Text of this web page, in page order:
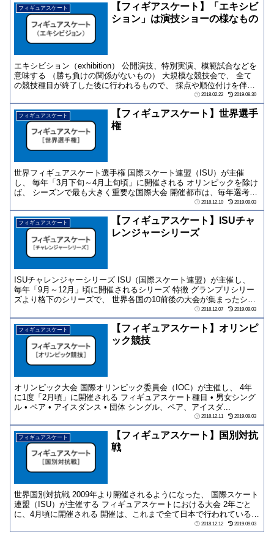
フィギュアスケート
【フィギアスケート】「エキシビ
ション」は演技ショーの様なもの
エキシビション（exhibition） 公開演技、特別実演、模範試合などを
意味する （勝ち負けの関係がないもの） 大規模な競技会で、 全て
の競技種目が終了した後に行われるもので、 採点や順位付けを伴
2018.02.22 2019.08.30
フィギュアスケート
【フィギュアスケート】世界選手
権
世界フィギュアスケート選手権 国際スケート連盟（ISU）が主催
し、 毎年「3月下旬～4月上旬頃」に開催される オリンピックを除け
ば、 シーズンで最も大きく重要な国際大会 開催都市は、毎年選考さ
2018.12.10 2019.09.03
フィギュアスケート
【フィギュアスケート】ISUチャ
レンジャーシリーズ
ISUチャレンジャーシリーズ ISU（国際スケート連盟）が主催し、
毎年「9月～12月」頃に開催されるシリーズ 特徴 グランプリシリー
ズより格下のシリーズで、 世界各国の10前後の大会が集まったシリ
2018.12.07 2019.09.03
フィギュアスケート
【フィギュアスケート】オリンピ
ック競技
オリンピック大会 国際オリンピック委員会（IOC）が主催し、 4年
に1度「2月頃」に開催される フィギュアスケート種目 • 男女シング
ル • ペア • アイスダンス • 団体 シングル、ペア、アイスダ...
2018.12.11 2019.09.03
フィギュアスケート
【フィギュアスケート】国別対抗
戦
世界国別対抗戦 2009年より開催されるようになった、 国際スケート
連盟（ISU）が主催する フィギュアスケートにおける大会 2年ごと
に、4月頃に開催される 開催は、これまで全て日本で行われている
2018.12.12 2019.09.03